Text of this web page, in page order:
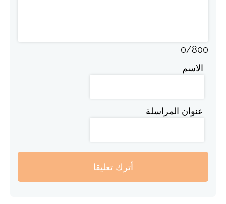
0/800
الاسم
عنوان المراسلة
أترك تعليقا